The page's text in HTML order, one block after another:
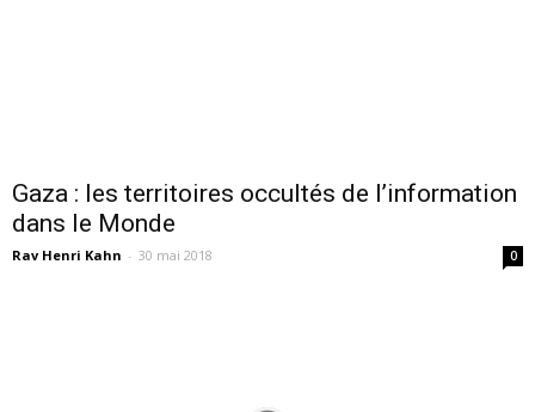
Gaza : les territoires occultés de l’information
dans le Monde
Rav Henri Kahn - 30 mai 2018 0